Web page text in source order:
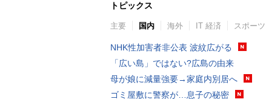
トピックス
主要 国内 海外 IT 経済 スポーツ
NHK性加害者非公表 波紋広がる
「広い島」ではない?広島の由来
母が娘に減量強要→家庭内別居へ
ゴミ屋敷に警察が…息子の秘密